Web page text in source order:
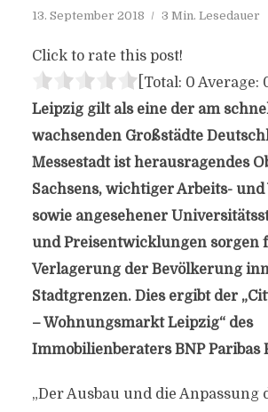
13. September 2018 3 Min. Lesedauer
Click to rate this post!
[Total: 0 Average:
Leipzig gilt als eine der am
wachsenden Großstädte
Messestadt ist herausragendes
Sachsens, wichtiger Arbeits-
sowie angesehener
und Preisentwicklungen sorgen
Verlagerung der Bevölkerung
Stadtgrenzen. Dies ergibt der
– Wohnungsmarkt Leipzig“ des
Immobilienberaters BNP Paribas
„Der Ausbau und die Anpassung